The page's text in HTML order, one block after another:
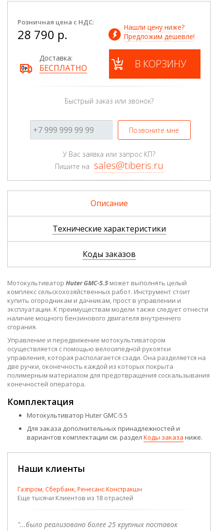
Розничная цена с НДС:
28 790 р.
Нашли цену ниже?
Предложим дешевле!
Доставка:
БЕСПЛАТНО В КОРЗИНУ
Быстрый заказ или звонок?
Позвоните мне
У Вас заявка или запрос КП?
Пишите на sales@tiberis.ru
Описание
Технические характеристики
Коды заказов
Мотокультиватор Huter GMC-5.5 может выполнять целый
комплекс сельскохозяйственных работ. Инструмент стоит
купить огородникам и дачникам, прост в управлении и
эксплуатации. К преимуществам модели также следует отнести
наличие мощного бензинового двигателя внутреннего
сгорания.
Управление и передвижение мотокультиватором
осуществляется с помощью велосипедной рукоятки
управления, которая располагается сзади. Она разделяется на
две ручки, оконечность каждой из которых покрыта
полимерным материалом для предотвращения соскальзывания
конечностей оператора.
Комплектация
Мотокультиватор Huter GMC-5.5
Для заказа дополнительных принадлежностей и
вариантов комплектации см. раздел Коды заказа ниже.
Наши клиенты
Газпром, Сбербанк, Ренесанс Констракшн
Еще тысячи Клиентов из 18 отраслей
"...было реализовано более 25 крупных поставок